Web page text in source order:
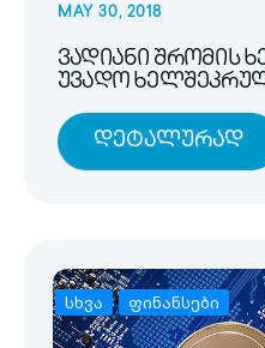
MAY 30, 2018
ვადიანი შრომის
უვადო
Დეტალურად
სხვა ფინანსები